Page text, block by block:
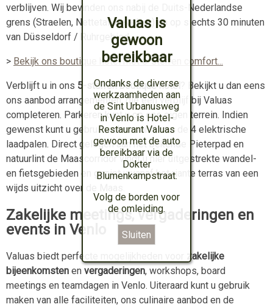
verblijven. Wij bevinden ons nabij de Duits-Nederlandse
grens (Straelen, Nettetal, Kevelaer) en op slechts 30 minuten
van Düsseldorf / Ruhrgebied.
> Bekijk ons boutique hotel met 5-sterren comfort...
Verblijft u in ons 5-sterren boutique hotel
? Bekijkt u dan eens
ons aanbod arrangementen, die een verblijf bij Valuas
completeren. Parkeren kunt u op ons eigen terrein. Indien
gewenst kunt u gebruikmaken van 1 van de 4 elektrische
laadpalen. Direct gelegen aan het bekende Pieterpad en
natuurlint de Maascorridor vindt u hier uitgestrekte wandel-
en fietsgebieden en geniet u vanaf het riante terras van een
wijds uitzicht over de Maas.
Zakelijke meetings, vergaderingen en
events in Venlo
Valuas biedt perfecte mogelijkheden voor
zakelijke
bijeenkomsten en vergaderingen, workshops, board
meetings en teamdagen in Venlo. Uiteraard kunt u gebruik
maken van alle faciliteiten, ons culinaire aanbod en de
Valuas is
gewoon
bereikbaar
Ondanks de diverse
werkzaamheden aan
de Sint Urbanusweg
in Venlo is Hotel-
Restaurant Valuas
gewoon met de auto
bereikbaar via de
Dokter
Blumenkampstraat.
Volg de borden voor
de omleiding.